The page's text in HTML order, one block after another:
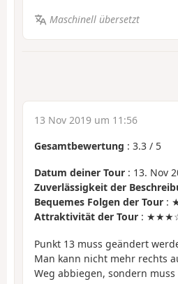
Maschinell übersetzt
13 Nov 2019 um 11:56
Gesamtbewertung : 3.3 / 5
Datum deiner Tour : 13. Nov
Zuverlässigkeit der
Bequemes Folgen der Tour :
Attraktivität der Tour :
Punkt 13 muss geändert
Man kann nicht mehr rechts
Weg abbiegen, sondern muss